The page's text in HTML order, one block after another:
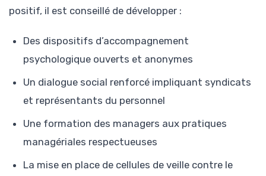
positif, il est conseillé de développer :
Des dispositifs d’accompagnement
psychologique ouverts et anonymes
Un dialogue social renforcé impliquant syndicats
et représentants du personnel
Une formation des managers aux pratiques
managériales respectueuses
La mise en place de cellules de veille contre le